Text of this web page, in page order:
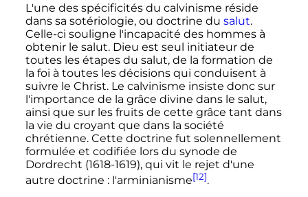
L'une des spécificités du calvinisme réside
dans sa sotériologie, ou doctrine du salut.
Celle-ci souligne l'incapacité des hommes à
obtenir le salut. Dieu est seul initiateur de
toutes les étapes du salut, de la formation de
la foi à toutes les décisions qui conduisent à
suivre le Christ. Le calvinisme insiste donc sur
l'importance de la grâce divine dans le salut,
ainsi que sur les fruits de cette grâce tant dans
la vie du croyant que dans la société
chrétienne. Cette doctrine fut solennellement
formulée et codifiée lors du synode de
Dordrecht (1618-1619), qui vit le rejet d'une
autre doctrine : l'arminianisme[12].